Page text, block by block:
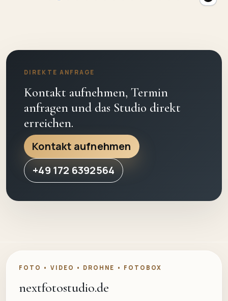
DIREKTE ANFRAGE
Kontakt aufnehmen, Termin
anfragen und das Studio direkt
erreichen.
Kontakt aufnehmen
+49 172 6392564
FOTO • VIDEO • DROHNE • FOTOBOX
nextfotostudio.de